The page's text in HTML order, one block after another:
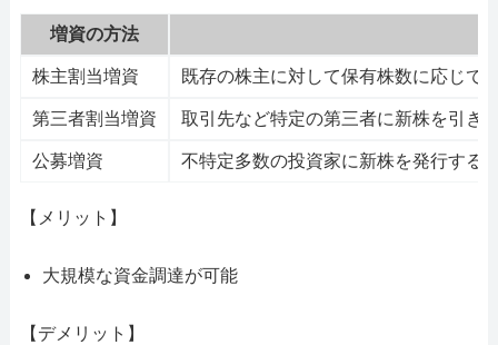
増資の方法
株主割当増資 既存の株主に対して保有株数に応じて
第三者割当増資 取引先など特定の第三者に新株を引き
公募増資 不特定多数の投資家に新株を発行する
【メリット】
大規模な資金調達が可能
【デメリット】